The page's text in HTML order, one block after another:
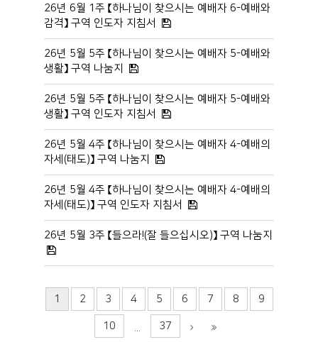
26년 6월 1주 【하나님이 찾으시는 예배자 6-예배와
감격】 구역 인도자 지침서
26년 5월 5주 【하나님이 찾으시는 예배자 5-예배와
생활】 구역 나눔지
26년 5월 5주 【하나님이 찾으시는 예배자 5-예배와
생활】 구역 인도자 지침서
26년 5월 4주 【하나님이 찾으시는 예배자 4-예배의
자세(태도)】 구역 나눔지
26년 5월 4주 【하나님이 찾으시는 예배자 4-예배의
자세(태도)】 구역 인도자 지침서
26년 5월 3주 【들으라!(잘 들으십시오)】 구역 나눔지
1 2 3 4 5 6 7 8 9
10 37